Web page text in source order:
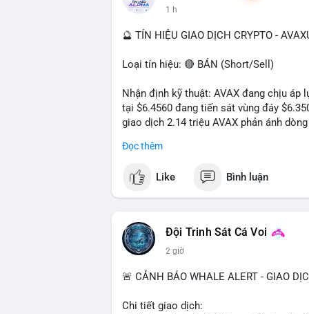
1 h
🔮 TÍN HIỆU GIAO DỊCH CRYPTO -
Loại tín hiệu: 🔴 BÁN (Short/Sell)
Nhận định kỹ thuật: AVAX đang chịu áp
tại $6.4560 đang tiến sát vùng đáy
giao dịch 2.14 triệu AVAX phản ánh
- Vùng Entry: $6.4500 - $6.4800
- Mục tiêu chốt lời (Take Profit - TP):
Lời khuyên quản trị vốn: Khối lượng lệnh
sau khi vào lệnh để bảo vệ tài khoản
#shortavax #avax6450 #bearishavax
Đọc thêm
Like Bình luận
Đội Trinh Sát Cá Voi
2 giờ
🚨 CẢNH BÁO WHALE ALERT - GIAO
Chi tiết giao dịch: